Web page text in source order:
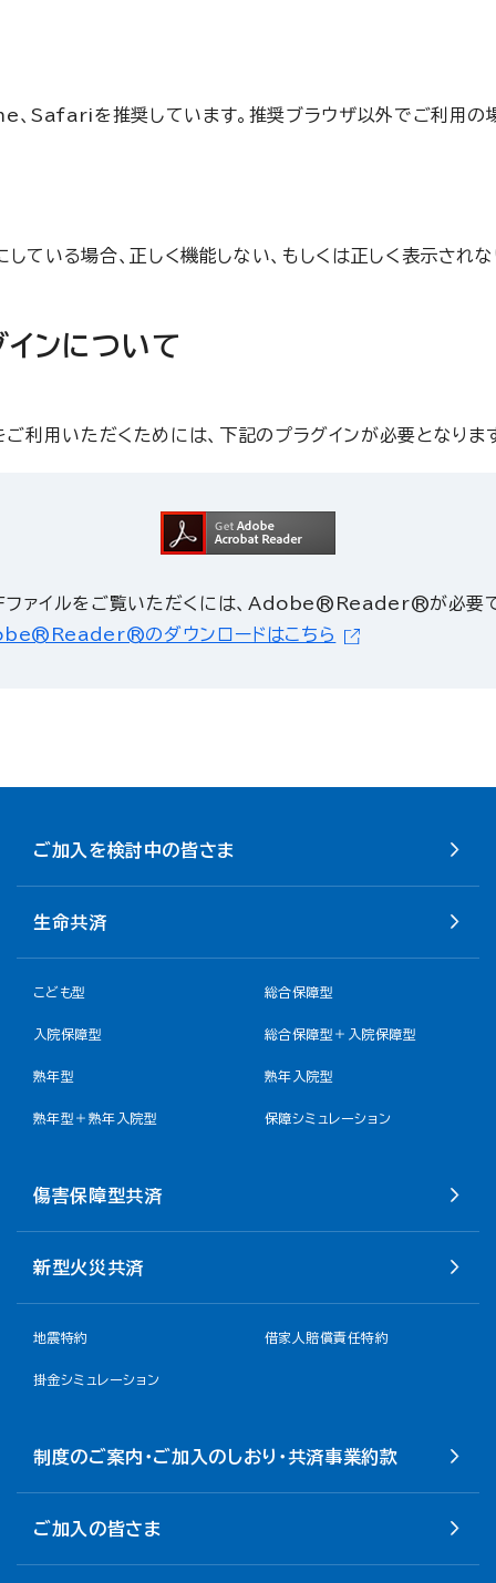
を推奨しています。推奨ブラウザ以外でご利用の場
る場合、正しく機能しない、もしくは正しく表示され
インについて
ご利用いただくためには、下記のプラグインが必要となりま
ァイルをご覧いただくには、Adobe®Reader®が必要
のダウンロードはこちら
ご加入を検討中の皆さま
生命共済
こども型 総合保障型
入院保障型 総合保障型＋入院保障型
熟年型 熟年入院型
熟年型＋熟年入院型 保障シミュレーション
傷害保障型共済
新型火災共済
地震特約 借家人賠償責任特約
掛金シミュレーション
制度のご案内・ご加入のしおり・共済事業約款
ご加入の皆さま